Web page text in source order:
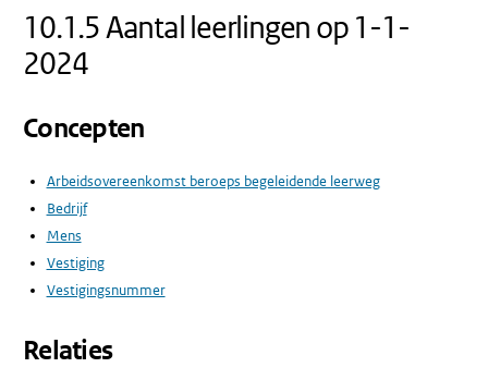
10.1.5 Aantal leerlingen op 1-1-
2024
Concepten
Arbeidsovereenkomst beroeps begeleidende leerweg
Bedrijf
Mens
Vestiging
Vestigingsnummer
Relaties